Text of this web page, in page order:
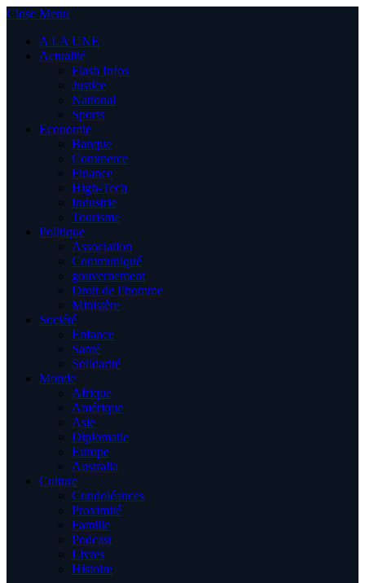
Close Menu
A LA UNE
Actualité
Flash Infos
Justice
National
Sports
Economie
Banque
Commerce
Finance
High-Tech
Industrie
Tourisme
Politique
Association
Communiqué
gouvernement
Droit de l’homme
Ministère
Société
Enfance
Santé
Solidarité
Monde
Afrique
Amérique
Asie
Diplomatie
Europe
Australia
Culture
Condoléances
Proximité
Famille
Podcast
Livres
Histoire